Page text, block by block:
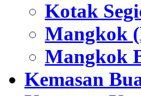
Kotak
Mangkok
Mangkok
Kemasan